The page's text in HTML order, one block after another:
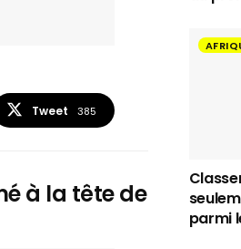
Tweet 385
à la tête de
parmi